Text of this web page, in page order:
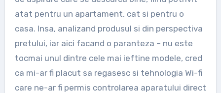
atat pentru un apartament, cat si pentru o
casa. Insa, analizand produsul si din perspectiva
pretului, iar aici facand o paranteza – nu este
tocmai unul dintre cele mai ieftine modele, cred
ca mi-ar fi placut sa regasesc si tehnologia Wi-fi
care ne-ar fi permis controlarea aparatului direct